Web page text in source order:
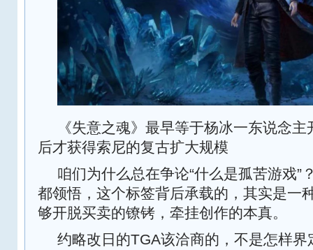
《失意之魂》最早等于杨冰一东说念
后才获得索尼的复古扩大规模
咱们为什么总在争论“什么是孤苦游戏”
都领悟，这个标签背后承载的，其实是
够开脱买卖的镣铐，牵挂创作的本真。
约略改日的TGA该洽商的，不是怎样界